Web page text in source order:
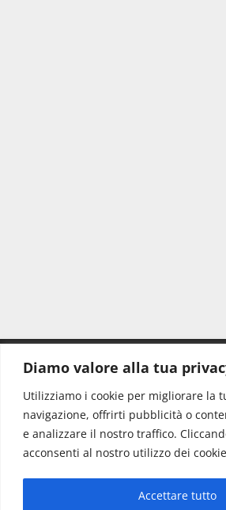
Diamo valore alla tua
Utilizziamo i cookie per migliorare la
navigazione, offrirti pubblicità o
e analizzare il nostro traffico.
acconsenti al nostro utilizzo dei
Accettare tutto
Redazione:
Direttore:
Info & Commerciale: